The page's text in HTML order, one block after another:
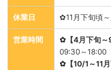
休業日 ✿11月下旬頃
営業時間
✿【4月下旬～
09:30～18:00
✿【10/1～11月